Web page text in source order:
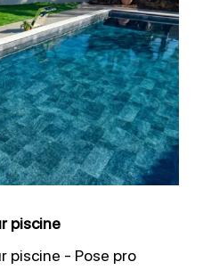
piscine
piscine - Pose pro